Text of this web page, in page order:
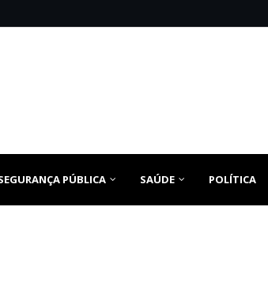
PÚBLICA SAÚDE POLÍTICA